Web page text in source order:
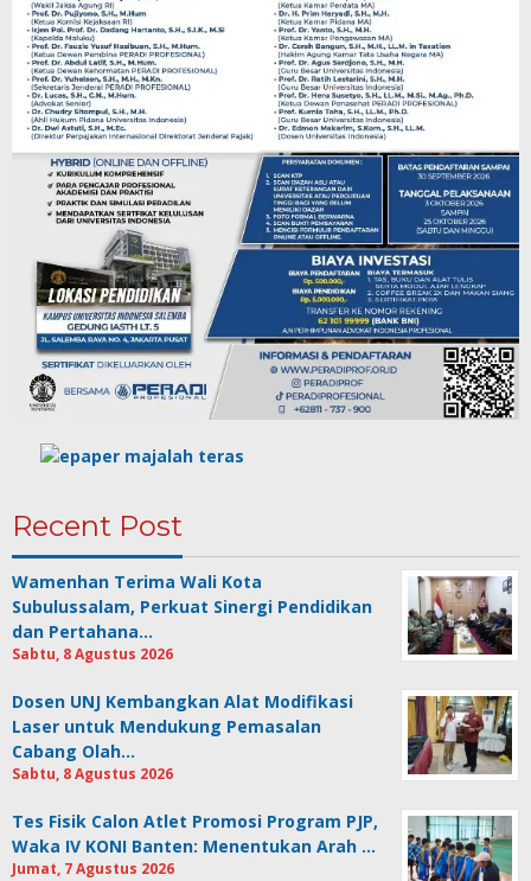
Recent Post
Wamenhan Terima Wali Kota
Subulussalam, Perkuat Sinergi Pendidikan
dan Pertahana…
Sabtu, 8 Agustus 2026
Dosen UNJ Kembangkan Alat Modifikasi
Laser untuk Mendukung Pemasalan
Cabang Olah…
Sabtu, 8 Agustus 2026
Tes Fisik Calon Atlet Promosi Program PJP,
Waka IV KONI Banten: Menentukan Arah …
Jumat, 7 Agustus 2026